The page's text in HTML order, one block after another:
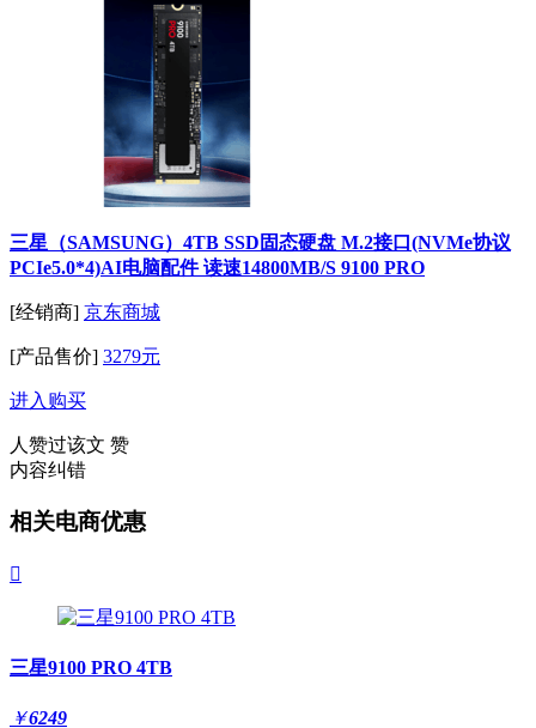
三星（SAMSUNG）4TB SSD固态硬盘 M.2接口(NVMe协议
PCIe5.0*4)AI电脑配件 读速14800MB/S 9100 PRO
[经销商] 京东商城
[产品售价] 3279元
进入购买
人赞过该文 赞
内容纠错
相关电商优惠

三星9100 PRO 4TB
￥6249